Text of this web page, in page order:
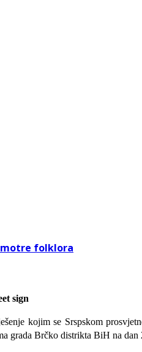
folklora
kojim se Srspskom
grada Brčko distrikta BiH na dan